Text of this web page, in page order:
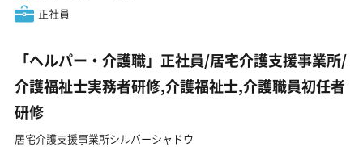
正社員
「ヘルパー・介護職」正社員/居宅介護支援事業所/
介護福祉士実務者研修,介護福祉士,介護職員初任者
研修
居宅介護支援事業所シルバーシャドウ